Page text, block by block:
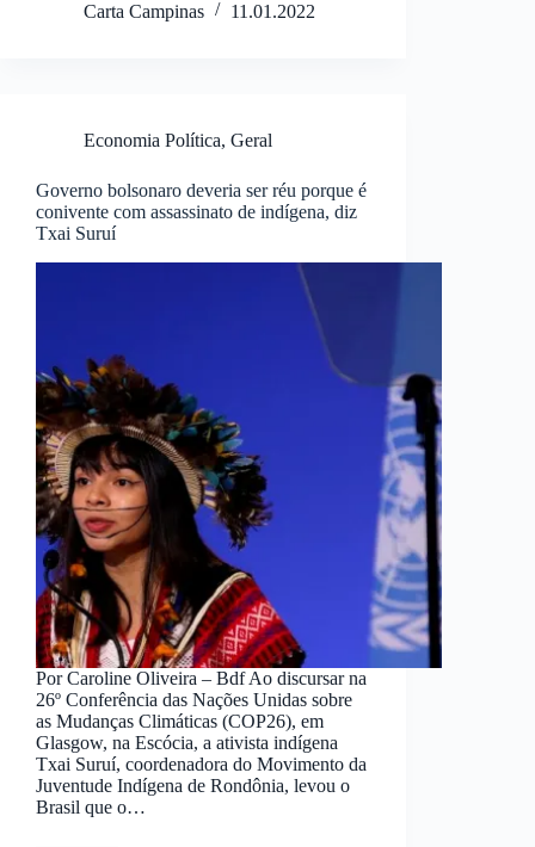
Carta Campinas
11.01.2022
Economia Política, Geral
Governo bolsonaro deveria ser réu porque é
conivente com assassinato de indígena, diz
Txai Suruí
Por Caroline Oliveira – Bdf Ao discursar na
26º Conferência das Nações Unidas sobre
as Mudanças Climáticas (COP26), em
Glasgow, na Escócia, a ativista indígena
Txai Suruí, coordenadora do Movimento da
Juventude Indígena de Rondônia, levou o
Brasil que o…